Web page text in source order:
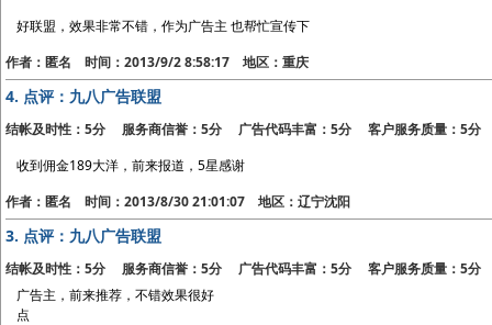
好联盟，效果非常不错，作为广告主 也帮忙宣传下
作者：匿名 时间：2013/9/2 8:58:17 地区：重庆
4. 点评：九八广告联盟
结帐及时性：5分 服务商信誉：5分 广告代码丰富：5分 客户服务质量：5分
收到佣金189大洋，前来报道，5星感谢
作者：匿名 时间：2013/8/30 21:01:07 地区：辽宁沈阳
3. 点评：九八广告联盟
结帐及时性：5分 服务商信誉：5分 广告代码丰富：5分 客户服务质量：5分
广告主，前来推荐，不错效果很好
点